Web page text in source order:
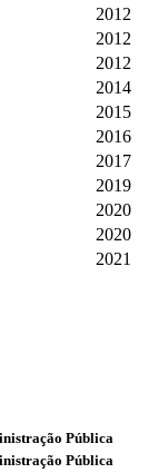
2012
2012
2012
2014
2015
2016
2017
2019
2020
2020
2021
Pública
Pública